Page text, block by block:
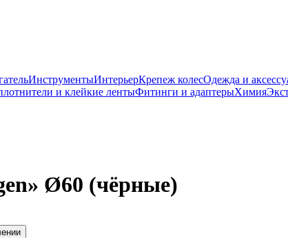
ИнструментыИнтерьерКрепеж колесОдежда и
и клейкие лентыФитинги и адаптерыХимия
Ø60 (чёрные)